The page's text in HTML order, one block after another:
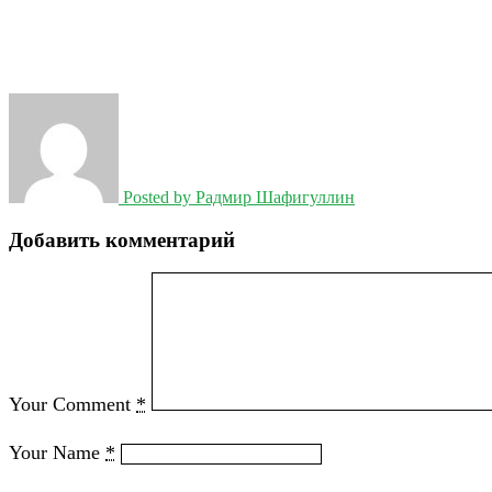
Posted by Радмир Шафигуллин
Добавить комментарий
Your Comment *
Your Name *